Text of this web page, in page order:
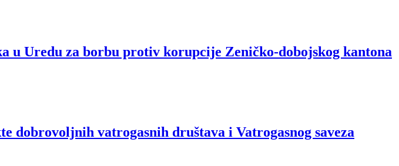
u Uredu za borbu protiv korupcije Zeničko-dobojskog kantona
dobrovoljnih vatrogasnih društava i Vatrogasnog saveza